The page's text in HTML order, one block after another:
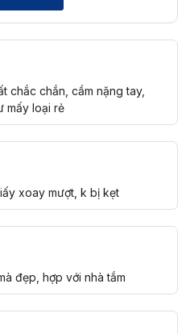
chắc chắn, cầm nặng tay,
mấy loại rẻ
xoay mượt, k bị kẹt
đẹp, hợp với nhà tắm